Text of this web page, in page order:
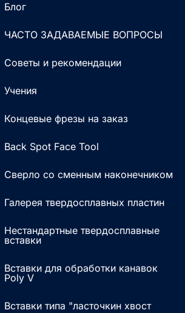
Блог
ЧАСТО ЗАДАВАЕМЫЕ ВОПРОСЫ
Советы и рекомендации
Учения
Концевые фрезы на заказ
Back Spot Face Tool
Сверло со сменным наконечником
Галерея твердосплавных пластин
Нестандартные твердосплавные
вставки
Вставки для обработки канавок
Poly V
Вставки типа "ласточкин хвост